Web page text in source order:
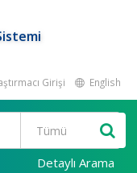
Girişi English
Detaylı Arama